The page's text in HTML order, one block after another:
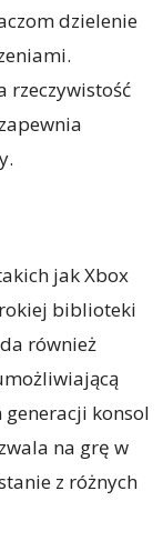
dzielenie
rzeczywistość
jak Xbox
biblioteki
również
generacji konsol
na grę w
z różnych